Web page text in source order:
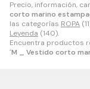
Precio, información,
corto marino
las categorías ROPA
Leyenda (140).
Encuentra productos
´M _ Vestido corto